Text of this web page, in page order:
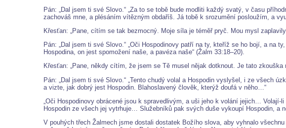
Pán: „Dal jsem ti své Slovo.“ „Za to se tobě bude modliti každý svatý, v času
zachováš mne, a plésáním vítězným obdaříš. Já tobě k srozumění posloužím, a
Křesťan: „Pane, cítím se tak bezmocný. Moje síla je téměř pryč. Mou mysl
Pán: „Dal jsem ti své Slovo.“ „Oči Hospodinovy patří na ty, kteříž se ho bojí, a
Hospodina, on jest spomožení naše, a pavéza naše“ (Žalm 33:18–20).
Křesťan: „Pane, někdy cítím, že jsem se Tě musel nějak dotknout. Je tato zkouška
Pán: „Dal jsem ti své Slovo.“ „Tento chudý volal a Hospodin vyslyšel, i ze všech
a vizte, jak dobrý jest Hospodin. Blahoslavený člověk, kterýž doufá v něho…“
„Oči Hospodinovy obrácené jsou k spravedlivým, a uši jeho k volání jejich…
Hospodin ze všech jej vytrhuje… Služebníků pak svých duše vykoupí Hospodin, a
V pouhých třech Žalmech jsme dostali dostatek Božího slova, aby vyhnalo